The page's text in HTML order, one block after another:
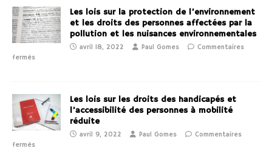
Les lois sur la protection de l’environnement
et les droits des personnes affectées par la
pollution et les nuisances environnementales
avril 18, 2022 Paul Gomes
Commentaires
fermés
Les lois sur les droits des handicapés et
l’accessibilité des personnes à mobilité
réduite
avril 9, 2022 Paul Gomes
Commentaires
fermés